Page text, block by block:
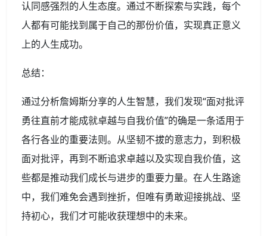
认同感强烈的人生态度。通过不断探索与实践，每个
人都有可能找到属于自己的那份价值，实现真正意义
上的人生成功。
总结：
通过分析詹姆斯分享的人生智慧，我们发现“面对批评
勇往直前才能成就卓越与自我价值”的确是一条适用于
各行各业的重要法则。从坚韧不拔的意志力，到积极
面对批评，再到不断追求卓越以及实现自我价值，这
些都是推动我们成长与进步的重要力量。在人生路途
中，我们难免会遇到挫折，但唯有勇敢迎接挑战、坚
持初心，我们才可能收获理想中的未来。